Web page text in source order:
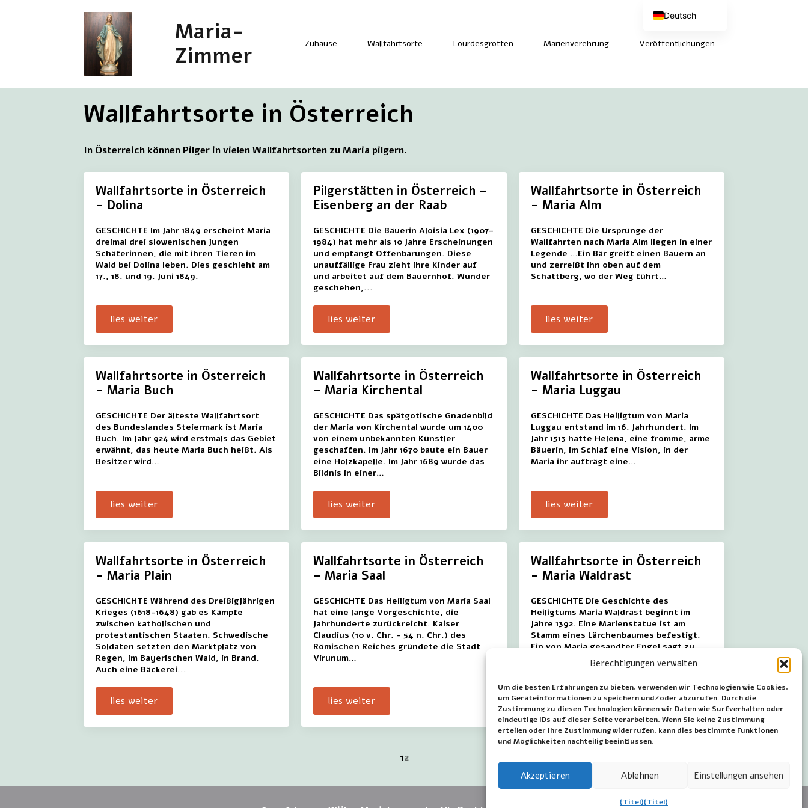
Berechtigungen verwalten
Um die besten Erfahrungen zu bieten, verwenden wir Technologien wie Cookies,
um Geräteinformationen zu speichern und/oder abzurufen. Durch die
Zustimmung zu diesen Technologien können wir Daten wie Surfverhalten oder
eindeutige IDs auf dieser Seite verarbeiten. Wenn Sie keine Zustimmung
erteilen oder Ihre Zustimmung widerrufen, kann dies bestimmte Funktionen
und Möglichkeiten nachteilig beeinflussen.
Akzeptieren Ablehnen Einstellungen ansehen
{Titel}{Titel}
Maria-
Zimmer
Zuhause Wallfahrtsorte Lourdesgrotten Marienverehrung Veröffentlichungen
Wallfahrtsorte in Österreich
In Österreich können Pilger in vielen Wallfahrtsorten zu Maria pilgern.
Wallfahrtsorte in Österreich
– Dolina
GESCHICHTE Im Jahr 1849 erscheint Maria
dreimal drei slowenischen jungen
Schäferinnen, die mit ihren Tieren im
Wald bei Dolina leben. Dies geschieht am
17., 18. und 19. Juni 1849.
lies weiter
Pilgerstätten in Österreich –
Eisenberg an der Raab
GESCHICHTE Die Bäuerin Aloisia Lex (1907-
1984) hat mehr als 10 Jahre Erscheinungen
und empfängt Offenbarungen. Diese
unauffällige Frau zieht ihre Kinder auf
und arbeitet auf dem Bauernhof. Wunder
geschehen,...
lies weiter
Wallfahrtsorte in Österreich
– Maria Alm
GESCHICHTE Die Ursprünge der
Wallfahrten nach Maria Alm liegen in einer
Legende …Ein Bär greift einen Bauern an
und zerreißt ihn oben auf dem
Schattberg, wo der Weg führt…
lies weiter
Wallfahrtsorte in Österreich
– Maria Buch
GESCHICHTE Der älteste Wallfahrtsort
des Bundeslandes Steiermark ist Maria
Buch. Im Jahr 924 wird erstmals das Gebiet
erwähnt, das heute Maria Buch heißt. Als
Besitzer wird…
lies weiter
Wallfahrtsorte in Österreich
– Maria Kirchental
GESCHICHTE Das spätgotische Gnadenbild
der Maria von Kirchental wurde um 1400
von einem unbekannten Künstler
geschaffen. Im Jahr 1670 baute ein Bauer
eine Holzkapelle. Im Jahr 1689 wurde das
Bildnis in einer…
lies weiter
Wallfahrtsorte in Österreich
– Maria Luggau
GESCHICHTE Das Heiligtum von Maria
Luggau entstand im 16. Jahrhundert. Im
Jahr 1513 hatte Helena, eine fromme, arme
Bäuerin, im Schlaf eine Vision, in der
Maria ihr aufträgt eine…
lies weiter
Wallfahrtsorte in Österreich
– Maria Plain
GESCHICHTE Während des Dreißigjährigen
Krieges (1618-1648) gab es Kämpfe
zwischen katholischen und
protestantischen Staaten. Schwedische
Soldaten setzten den Marktplatz von
Regen, im Bayerischen Wald, in Brand.
Auch eine Bäckerei...
lies weiter
Wallfahrtsorte in Österreich
– Maria Saal
GESCHICHTE Das Heiligtum von Maria Saal
hat eine lange Vorgeschichte, die
Jahrhunderte zurückreicht. Kaiser
Claudius (10 v. Chr. - 54 n. Chr.) des
Römischen Reiches gründete die Stadt
Virunum…
lies weiter
Wallfahrtsorte in Österreich
– Maria Waldrast
GESCHICHTE Die Geschichte des
Heiligtums Maria Waldrast beginnt im
Jahre 1392. Eine Marienstatue ist am
Stamm eines Lärchenbaumes befestigt.
Ein von Maria gesandter Engel sagt zu
lies weiter
12
Deutsch
English (UK)